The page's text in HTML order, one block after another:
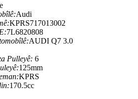
Audi
KPRS717013002
7L6820808
AUDI Q7 3.0
Pulleyê: 6
125mm
KPRS
170.5cc